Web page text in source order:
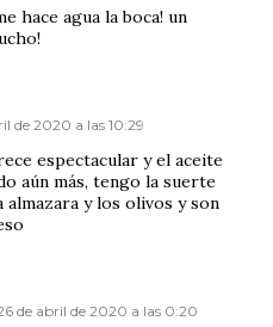
hace agua la boca! un
de 2020 a las 10:29
espectacular y el aceite
aún más, tengo la suerte
almazara y los olivos y son
de abril de 2020 a las 0:20